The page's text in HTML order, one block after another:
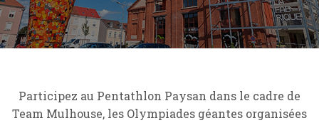
Participez au Pentathlon Paysan dans le cadre de
Team Mulhouse, les Olympiades géantes organisées